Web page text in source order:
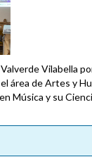
Vilabella
área de Artes y
Música y su